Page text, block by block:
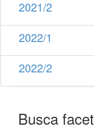
2021/2
2022/1
2022/2
Busca